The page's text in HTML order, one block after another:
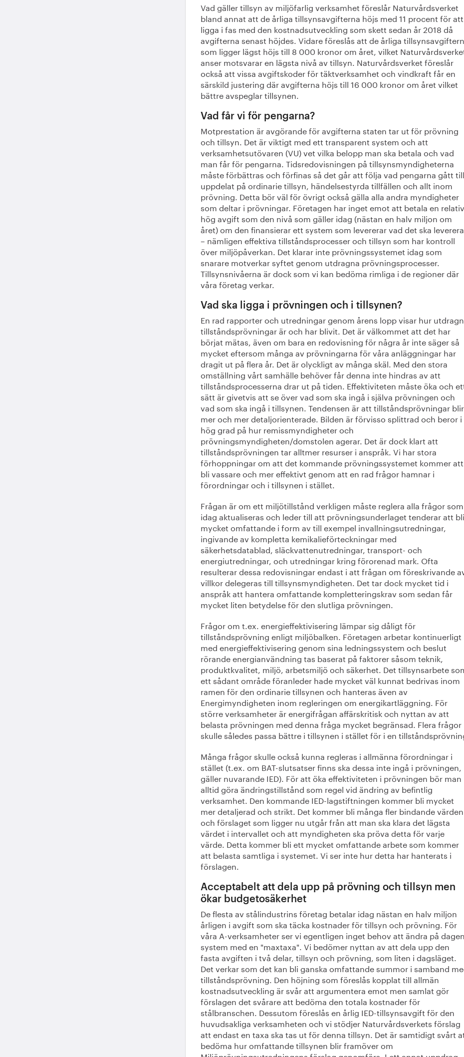
Vad gäller tillsyn av miljöfarlig verksamhet föreslår Naturvårdsverket
bland annat att de årliga tillsynsavgifterna höjs med 11 procent för att
ligga i fas med den kostnadsutveckling som skett sedan år 2018 då
avgifterna senast höjdes. Vidare föreslås att de årliga
som ligger lägst höjs till 8 000 kronor om året, vilket
anser motsvarar en lägsta nivå av tillsyn. Naturvårdsverket föreslår
också att vissa avgiftskoder för täktverksamhet och vindkraft får en
särskild justering där avgifterna höjs till 16 000 kronor om året vilket
bättre avspeglar tillsynen.
Vad får vi för pengarna?
Motprestation är avgörande för avgifterna staten tar ut för prövning
och tillsyn. Det är viktigt med ett transparent system och att
verksamhetsutövaren (VU) vet vilka belopp man ska betala och vad
man får för pengarna. Tidsredovisningen på tillsynsmyndigheterna
måste förbättras och förfinas så det går att följa vad pengarna gått till
uppdelat på ordinarie tillsyn, händelsestyrda tillfällen och allt inom
prövning. Detta bör väl för övrigt också gälla alla andra myndigheter
som deltar i prövningar. Företagen har inget emot att betala en
hög avgift som den nivå som gäller idag (nästan en halv miljon om
året) om den finansierar ett system som levererar vad det ska leverera
– nämligen effektiva tillståndsprocesser och tillsyn som har kontroll
över miljöpåverkan. Det klarar inte prövningssystemet idag som
snarare motverkar syftet genom utdragna prövningsprocesser.
Tillsynsnivåerna är dock som vi kan bedöma rimliga i de regioner där
våra företag verkar.
Vad ska ligga i prövningen och i tillsynen?
En rad rapporter och utredningar genom årens lopp visar hur
tillståndsprövningar är och har blivit. Det är välkommet att det har
börjat mätas, även om bara en redovisning för några år inte säger så
mycket eftersom många av prövningarna för våra anläggningar har
dragit ut på flera år. Det är olyckligt av många skäl. Med den stora
omställning vårt samhälle behöver får denna inte hindras av att
tillståndsprocesserna drar ut på tiden. Effektiviteten måste öka och
sätt är givetvis att se över vad som ska ingå i själva prövningen och
vad som ska ingå i tillsynen. Tendensen är att tillståndsprövningar blir
mer och mer detaljorienterade. Bilden är förvisso splittrad och beror i
hög grad på hur remissmyndigheter och
prövningsmyndigheten/domstolen agerar. Det är dock klart att
tillståndsprövningen tar alltmer resurser i anspråk. Vi har stora
förhoppningar om att det kommande prövningssystemet kommer att
bli vassare och mer effektivt genom att en rad frågor hamnar i
förordningar och i tillsynen i stället.
Frågan är om ett miljötillstånd verkligen måste reglera alla frågor som
idag aktualiseras och leder till att prövningsunderlaget tenderar att bli
mycket omfattande i form av till exempel invallningsutredningar,
ingivande av kompletta kemikalieförteckningar med
säkerhetsdatablad, släckvattenutredningar, transport- och
energiutredningar, och utredningar kring förorenad mark. Ofta
resulterar dessa redovisningar endast i att frågan om föreskrivande
villkor delegeras till tillsynsmyndigheten. Det tar dock mycket tid i
anspråk att hantera omfattande kompletteringskrav som sedan får
mycket liten betydelse för den slutliga prövningen.
Frågor om t.ex. energieffektivisering lämpar sig dåligt för
tillståndsprövning enligt miljöbalken. Företagen arbetar kontinuerligt
med energieffektivisering genom sina ledningssystem och beslut
rörande energianvändning tas baserat på faktorer såsom teknik,
produktkvalitet, miljö, arbetsmiljö och säkerhet. Det tillsynsarbete
ett sådant område föranleder hade mycket väl kunnat bedrivas inom
ramen för den ordinarie tillsynen och hanteras även av
Energimyndigheten inom regleringen om energikartläggning. För
större verksamheter är energifrågan affärskritisk och nyttan av att
belasta prövningen med denna fråga mycket begränsad. Flera frågor
skulle således passa bättre i tillsynen i stället för i en
Många frågor skulle också kunna regleras i allmänna förordningar i
stället (t.ex. om BAT-slutsatser finns ska dessa inte ingå i prövningen,
gäller nuvarande IED). För att öka effektiviteten i prövningen bör man
alltid göra ändringstillstånd som regel vid ändring av befintlig
verksamhet. Den kommande IED-lagstiftningen kommer bli mycket
mer detaljerad och strikt. Det kommer bli många fler bindande värden
och förslaget som ligger nu utgår från att man ska klara det lägsta
värdet i intervallet och att myndigheten ska pröva detta för varje
värde. Detta kommer bli ett mycket omfattande arbete som kommer
att belasta samtliga i systemet. Vi ser inte hur detta har hanterats i
förslagen.
Acceptabelt att dela upp på prövning och tillsyn men
ökar budgetosäkerhet
De flesta av stålindustrins företag betalar idag nästan en halv miljon
årligen i avgift som ska täcka kostnader för tillsyn och prövning. För
våra A-verksamheter ser vi egentligen inget behov att ändra på
system med en "maxtaxa". Vi bedömer nyttan av att dela upp den
fasta avgiften i två delar, tillsyn och prövning, som liten i dagsläget.
Det verkar som det kan bli ganska omfattande summor i samband
tillståndsprövning. Den höjning som föreslås kopplat till allmän
kostnadsutveckling är svår att argumentera emot men samlat gör
förslagen det svårare att bedöma den totala kostnader för
stålbranschen. Dessutom föreslås en årlig IED-tillsynsavgift för den
huvudsakliga verksamheten och vi stödjer Naturvårdsverkets förslag
att endast en taxa ska tas ut för denna tillsyn. Det är samtidigt svårt
bedöma hur omfattande tillsynen blir framöver om